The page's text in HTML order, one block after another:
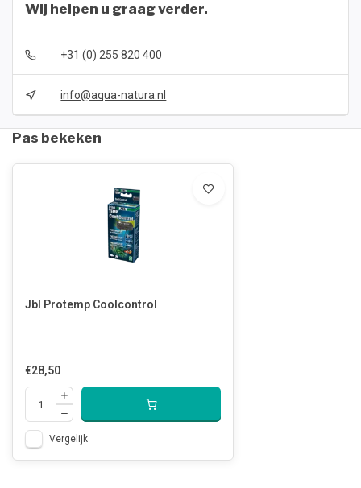
Wij helpen u graag verder.
+31 (0) 255 820 400
info@aqua-natura.nl
Pas bekeken
Jbl Protemp Coolcontrol
€28,50
Vergelijk